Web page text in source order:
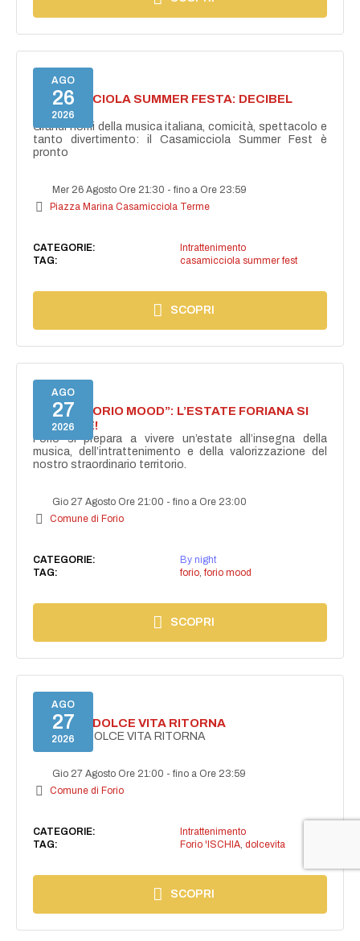
AGO
26
2026
CASAMICCIOLA SUMMER FESTA: DECIBEL
BELLINI
Grandi nomi della musica italiana, comicità, spettacolo e
tanto divertimento: il Casamicciola Summer Fest è
pronto
Mer 26 Agosto Ore 21:30 -fino a Ore 23:59
Piazza Marina Casamicciola Terme
CATEGORIE:
Intrattenimento
TAG:
casamicciola summer fest
SCOPRI
AGO
27
2026
NASCE “FORIO MOOD”: L’ESTATE FORIANA SI
ACCENDE!
Forio si prepara a vivere un’estate all’insegna della
musica, dell’intrattenimento e della valorizzazione del
nostro straordinario territorio.
Gio 27 Agosto Ore 21:00 -fino a Ore 23:00
Comune di Forio
CATEGORIE:
By night
TAG:
forio, forio mood
SCOPRI
AGO
27
2026
FORIO LA DOLCE VITA RITORNA
FORIO LA DOLCE VITA RITORNA
Gio 27 Agosto Ore 21:00 -fino a Ore 23:59
Comune di Forio
CATEGORIE:
Intrattenimento
TAG:
Forio 'ISCHIA, dolcevita
SCOPRI